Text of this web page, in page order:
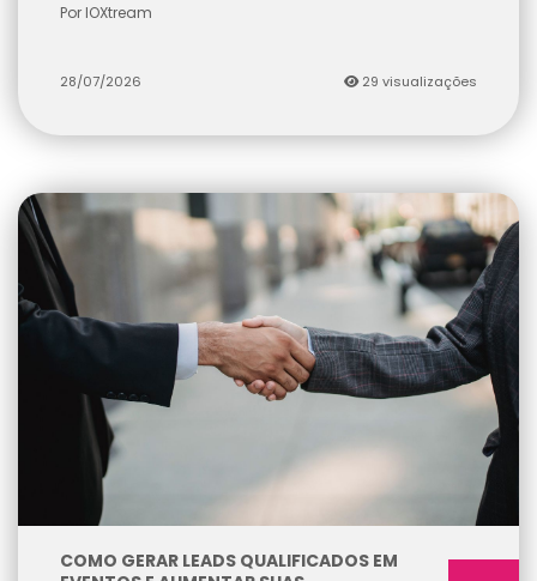
Por IOXtream
28/07/2026 29 visualizações
COMO GERAR LEADS QUALIFICADOS EM